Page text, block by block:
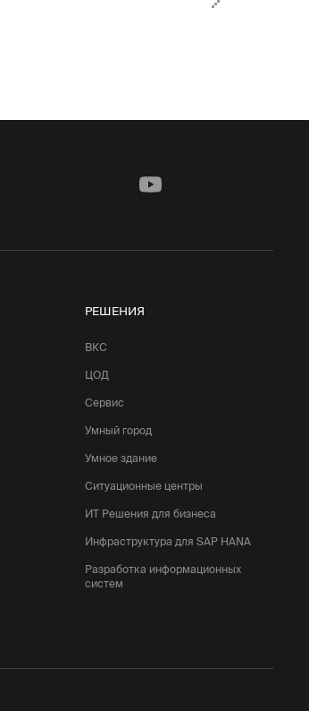
РЕШЕНИЯ
ВКС
ЦОД
Сервис
Умный город
Умное здание
Ситуационные центры
ИТ Решения для бизнеса
Инфраструктура для SAP HANA
Разработка информационных
систем